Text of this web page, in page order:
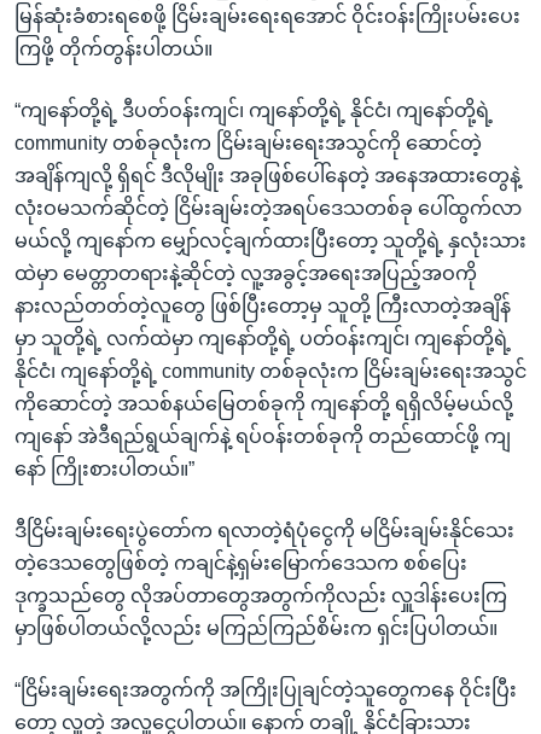
မြန်ဆုံးခံစားရစေဖို့ ငြိမ်းချမ်းရေးရအောင် ဝိုင်းဝန်းကြိုးပမ်းပေး
ကြဖို့ တိုက်တွန်းပါတယ်။
“ကျနော်တို့ရဲ့ ဒီပတ်ဝန်းကျင်၊ ကျနော်တို့ရဲ့ နိုင်ငံ၊ ကျနော်တို့ရဲ့
community တစ်ခုလုံးက ငြိမ်းချမ်းရေးအသွင်ကို ဆောင်တဲ့
အချိန်ကျလို့ ရှိရင် ဒီလိုမျိုး အခုဖြစ်ပေါ်နေတဲ့ အနေအထားတွေနဲ့
လုံးဝမသက်ဆိုင်တဲ့ ငြိမ်းချမ်းတဲ့အရပ်ဒေသတစ်ခု ပေါ်ထွက်လာ
မယ်လို့ ကျနော်က မျှော်လင့်ချက်ထားပြီးတော့ သူတို့ရဲ့ နှလုံးသား
ထဲမှာ မေတ္တာတရားနဲ့ဆိုင်တဲ့ လူ့အခွင့်အရေးအပြည့်အဝကို
နားလည်တတ်တဲ့လူတွေ ဖြစ်ပြီးတော့မှ သူတို့ ကြီးလာတဲ့အချိန်
မှာ သူတို့ရဲ့ လက်ထဲမှာ ကျနော်တို့ရဲ့ ပတ်ဝန်းကျင်၊ ကျနော်တို့ရဲ့
နိုင်ငံ၊ ကျနော်တို့ရဲ့ community တစ်ခုလုံးက ငြိမ်းချမ်းရေးအသွင်
ကိုဆောင်တဲ့ အသစ်နယ်မြေတစ်ခုကို ကျနော်တို့ ရရှိလိမ့်မယ်လို့
ကျနော် အဲဒီရည်ရွယ်ချက်နဲ့ ရပ်ဝန်းတစ်ခုကို တည်ထောင်ဖို့ ကျ
နော် ကြိုးစားပါတယ်။”
ဒီငြိမ်းချမ်းရေးပွဲတော်က ရလာတဲ့ရံပုံငွေကို မငြိမ်းချမ်းနိုင်သေး
တဲ့ဒေသတွေဖြစ်တဲ့ ကချင်နဲ့ရှမ်းမြောက်ဒေသက စစ်ပြေး
ဒုက္ခသည်တွေ လိုအပ်တာတွေအတွက်ကိုလည်း လှူဒါန်းပေးကြ
မှာဖြစ်ပါတယ်လို့လည်း မကြည်ကြည်စိမ်းက ရှင်းပြပါတယ်။
“ငြိမ်းချမ်းရေးအတွက်ကို အကြိုးပြုချင်တဲ့သူတွေကနေ ဝိုင်းပြီး
တော့ လှူတဲ့ အလှူငွေပါတယ်။ နောက် တချို့ နိုင်ငံခြားသား